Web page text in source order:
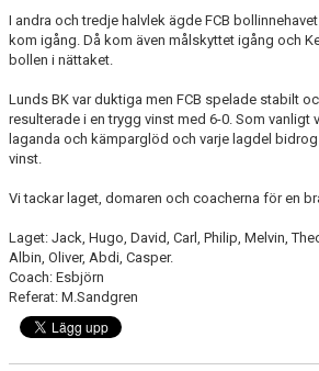
PROJEKT
GYMKORT NORDIC WELLNESS
POLICY SOCIALA MEDIER
FRITIDSKORTET 2026
I andra och tredje halvlek ägde FCB
kom igång. Då kom även målskyttet igång och
bollen i nättaket.
Lunds BK var duktiga men FCB spelade stabilt
resulterade i en trygg vinst med 6-0. Som vanligt
laganda och kämparglöd och varje lagdel
vinst.
Vi tackar laget, domaren och coacherna för en
Laget: Jack, Hugo, David, Carl, Philip, Melvin,
Albin, Oliver, Abdi, Casper.
Coach: Esbjörn
Referat: M.Sandgren